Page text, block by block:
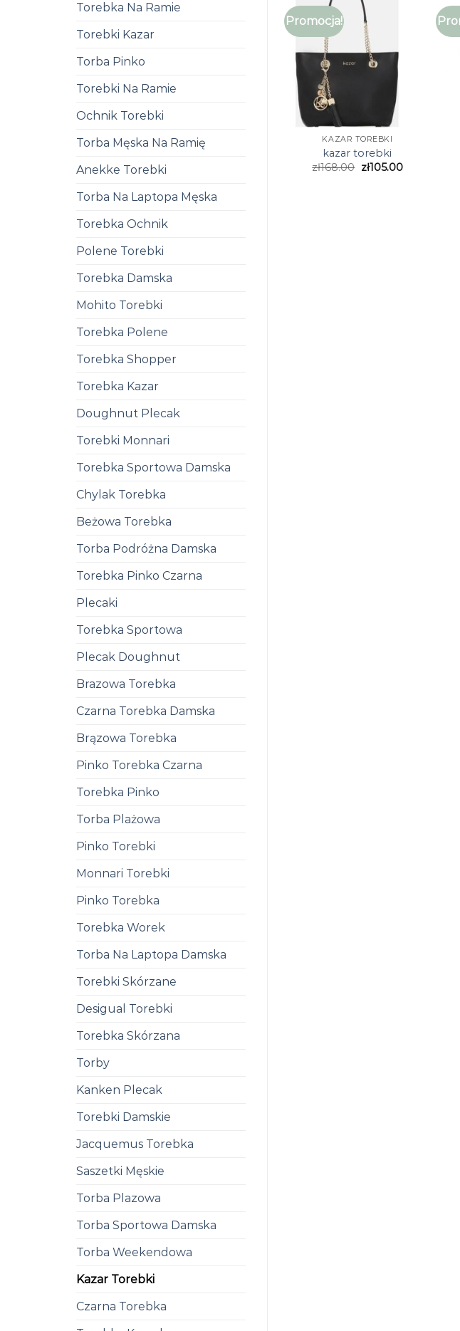
Torebka Na Ramie
Torebki Kazar
Torba Pinko
Torebki Na Ramie
Ochnik Torebki
Torba Męska Na Ramię
Anekke Torebki
Torba Na Laptopa Męska
Torebka Ochnik
Polene Torebki
Torebka Damska
Mohito Torebki
Torebka Polene
Torebka Shopper
Torebka Kazar
Doughnut Plecak
Torebki Monnari
Torebka Sportowa Damska
Chylak Torebka
Beżowa Torebka
Torba Podróżna Damska
Torebka Pinko Czarna
Plecaki
Torebka Sportowa
Plecak Doughnut
Brazowa Torebka
Czarna Torebka Damska
Brązowa Torebka
Pinko Torebka Czarna
Torebka Pinko
Torba Plażowa
Pinko Torebki
Monnari Torebki
Pinko Torebka
Torebka Worek
Torba Na Laptopa Damska
Torebki Skórzane
Desigual Torebki
Torebka Skórzana
Torby
Kanken Plecak
Torebki Damskie
Jacquemus Torebka
Saszetki Męskie
Torba Plazowa
Torba Sportowa Damska
Torba Weekendowa
Kazar Torebki
Czarna Torebka
Promocja!
KAZAR TOREBKI
kazar torebki
zł168.00 zł105.00